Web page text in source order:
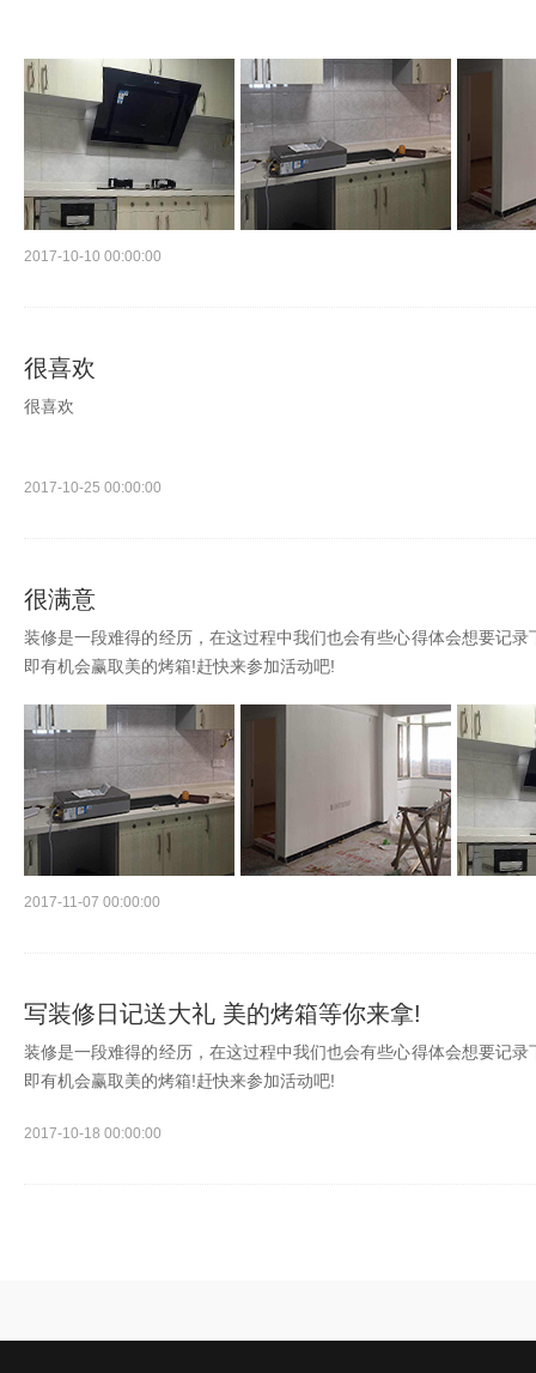
2017-10-10 00:00:00
很喜欢
很喜欢
2017-10-25 00:00:00
很满意
装修是一段难得的经历，在这过程中我们也会有些心得体会想要记
即有机会赢取美的烤箱!赶快来参加活动吧!
2017-11-07 00:00:00
写装修日记送大礼 美的烤箱等你来拿!
装修是一段难得的经历，在这过程中我们也会有些心得体会想要记
即有机会赢取美的烤箱!赶快来参加活动吧!
2017-10-18 00:00:00